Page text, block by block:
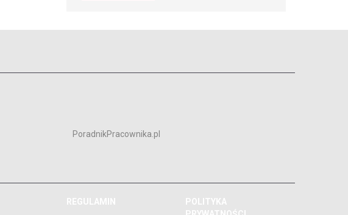
PoradnikPracownika.pl
REGULAMIN
POLITYKA